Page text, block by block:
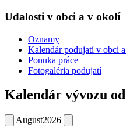
Udalosti v obci a v okolí
Oznamy
Kalendár podujatí v obci
Ponuka práce
Fotogaléria podujatí
Kalendár vývozu
August2026